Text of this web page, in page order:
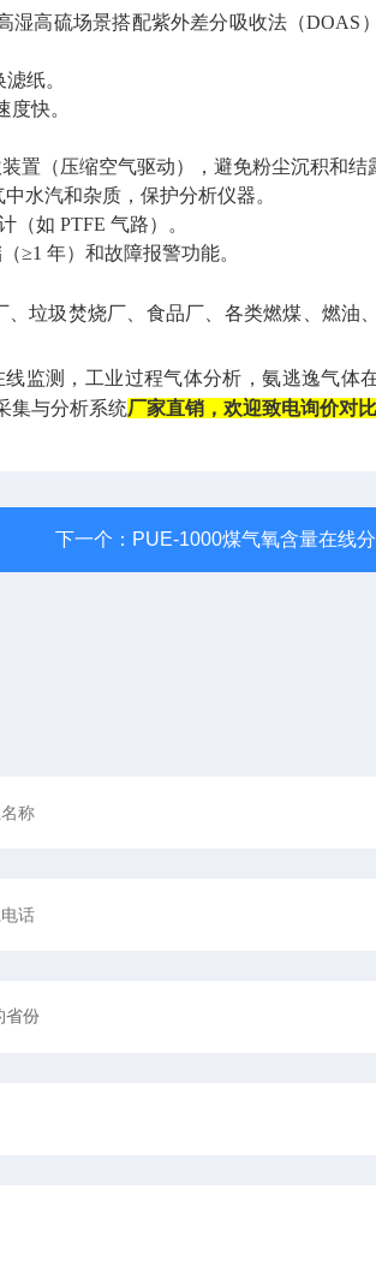
湿高硫场景搭配紫外差分吸收法（DOAS
纸。
快。
置（压缩空气驱动），避免粉尘沉积和结
水汽和杂质，保护分析仪器。
如 PTFE 气路）。
≥1 年）和故障报警功能。
垃圾焚烧厂、食品厂、各类燃煤、燃油
线监测，工业过程气体分析，氨逃逸气体
集与分析系统厂家直销，欢迎致电询价对
下一个： PUE-1000煤气氧含量在线